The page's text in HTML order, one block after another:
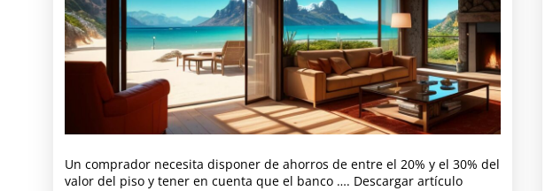
Un comprador necesita disponer de ahorros de entre el 20% y el 30% del
valor del piso y tener en cuenta que el banco …. Descargar artículo